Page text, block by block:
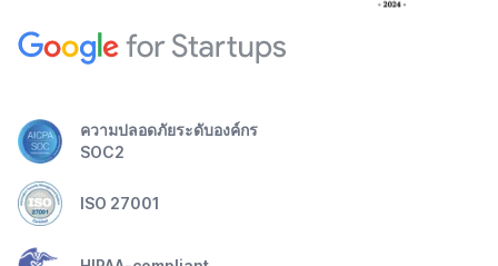
ความปลอดภัยระดับองค์กร
SOC2
ISO 27001